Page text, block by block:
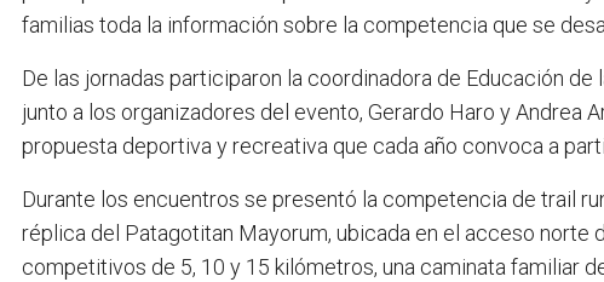
familias toda la información sobre la competencia que se
De las jornadas participaron la coordinadora de Educación
junto a los organizadores del evento, Gerardo Haro y Andrea
propuesta deportiva y recreativa que cada año convoca a
Durante los encuentros se presentó la competencia de trail
réplica del Patagotitan Mayorum, ubicada en el acceso norte
competitivos de 5, 10 y 15 kilómetros, una caminata familiar